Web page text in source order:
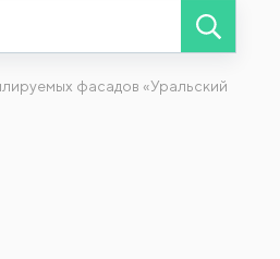
фасадов «Уральский